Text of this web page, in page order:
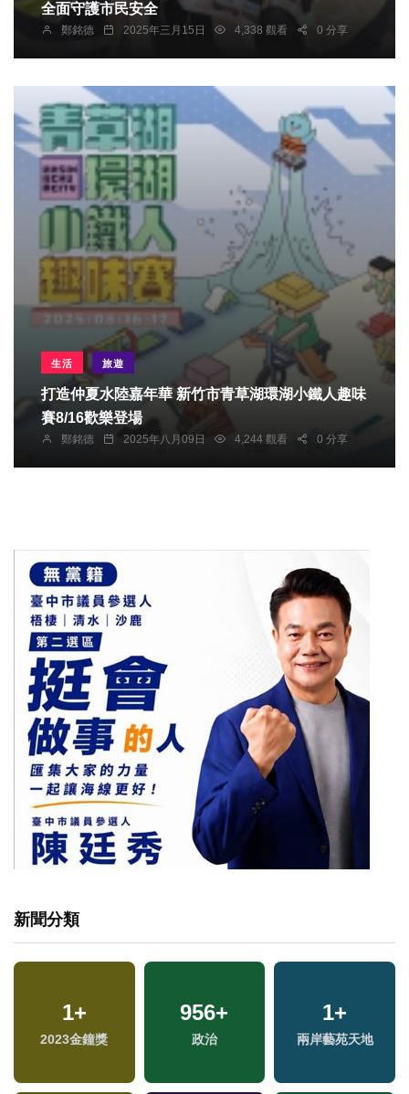
全面守護市民安全
鄭銘德 2025年三月15日 4,338 觀看 0 分享
生活 旅遊
打造仲夏水陸嘉年華 新竹市青草湖環湖小鐵人趣味
賽8/16歡樂登場
鄭銘德 2025年八月09日 4,244 觀看 0 分享
新聞分類
1+
2023金鐘獎
956+
政治
1+
兩岸藝苑天地
146+
運動
10+
演唱會
1422
生活